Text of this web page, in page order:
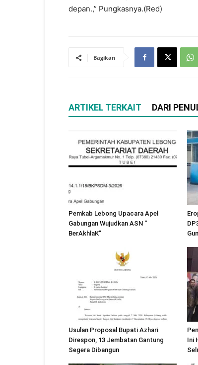
depan.,” Pungkasnya.(Red)
Bagikan
ARTIKEL TERKAIT DARI
Pemkab Lebong Upacara Apel
Gabungan Wujudkan ASN “
BerAkhlaK”
Usulan Proposal Bupati Azhari
Direspon, 13 Jembatan Gantung
Segera Dibangun
Ini